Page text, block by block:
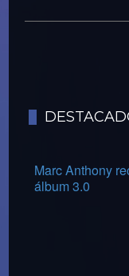
Marc Anthony
álbum 3.0